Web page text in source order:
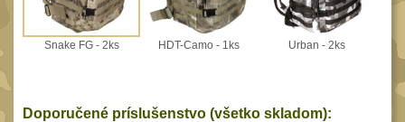
Peněženky
Doplňky
vycpávky10
Snake FG - 2ks HDT-Camo - 1ks Urban - 2ks
Doporučené príslušenstvo (všetko skladom):